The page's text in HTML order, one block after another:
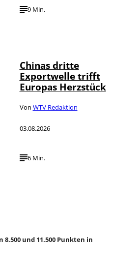
9 Min.
Chinas dritte
Exportwelle trifft
Europas Herzstück
Von WTV Redaktion
03.08.2026
6 Min.
8.500 und 11.500 Punkten in